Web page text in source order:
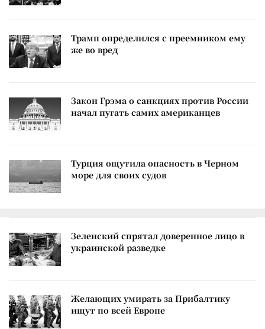
Трамп определился с преемником ему
же во вред
Закон Грэма о санкциях против России
начал пугать самих американцев
Турция ощутила опасность в Черном
море для своих судов
Зеленский спрятал доверенное лицо в
украинской разведке
Желающих умирать за Прибалтику
ищут по всей Европе